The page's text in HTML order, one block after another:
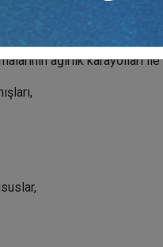
ağırlık karayolları